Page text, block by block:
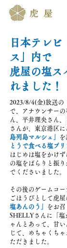
日本テレビ
ス」内で
虎屋の塩ス
れました！
2023/8/4(金)放送の
で、アナウンサー
ん、平井理央さん
さんが、東京港区
島列島マルシェ」
とうで食べる塩プリ
はじめは塩をかけ
の塩をぱらりと振
でくださいました。
その後のゲームコ
ごほうびとして虎屋
塩あんのう」
をお召
SHELLYさんに「塩
ゃんとあって、甘
じて、めちゃくち
ただきました。